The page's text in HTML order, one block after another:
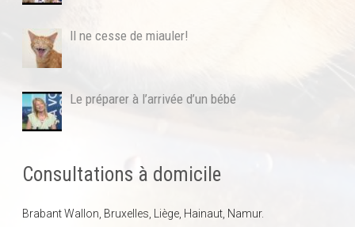
Il ne cesse de miauler!
Le préparer à l’arrivée d’un bébé
Consultations à domicile
Brabant Wallon, Bruxelles, Liège, Hainaut, Namur.